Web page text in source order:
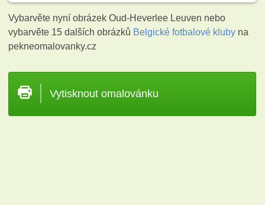
Vybarvěte nyní obrázek Oud-Heverlee Leuven nebo
vybarvěte 15 dalších obrázků Belgické fotbalové kluby na
pekneomalovanky.cz
Vytisknout omalovánku